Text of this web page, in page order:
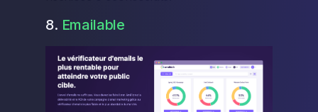
8. Emailable